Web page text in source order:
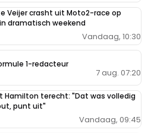
Veijer crasht uit Moto2-race op
dramatisch weekend
Vandaag, 10:30
1-redacteur
7 aug. 07:20
Hamilton terecht: "Dat was volledig
punt uit"
Vandaag, 09:45